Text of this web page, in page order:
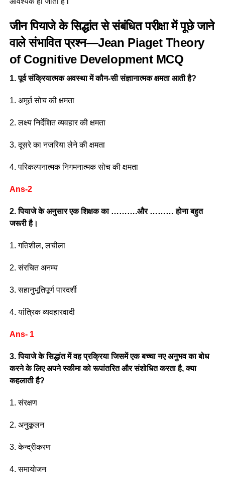
जीन पियाजे के सिद्धांत से संबंधित परीक्षा में पूछे जाने
वाले संभावित प्रश्न—Jean Piaget Theory
of Cognitive Development MCQ
1. पूर्व संक्रियात्मक अवस्था में कौन-सी संज्ञानात्मक क्षमता आती है?
1. अमूर्त सोच की क्षमता
2. लक्ष्य निर्देशित व्यवहार की क्षमता
3. दूसरे का नजरिया लेने की क्षमता
4. परिकल्पनात्मक निगमनात्मक सोच की क्षमता
Ans-2
2. पियाजे के अनुसार एक शिक्षक का ……….और ……… होना बहुत
जरूरी है।
1. गतिशील, लचीला
2. संरचित अनम्य
3. सहानुभूतिपूर्ण पारदर्शी
4. यांत्रिक व्यवहारवादी
Ans- 1
3. पियाजे के सिद्धांत में वह प्रक्रिया जिसमें एक बच्चा नए अनुभव का बोध
करने के लिए अपने स्कीमा को रूपांतरित और संशोधित करता है, क्या
कहलाती है?
1. संरक्षण
2. अनुकूलन
3. केन्द्रीकरण
4. समायोजन